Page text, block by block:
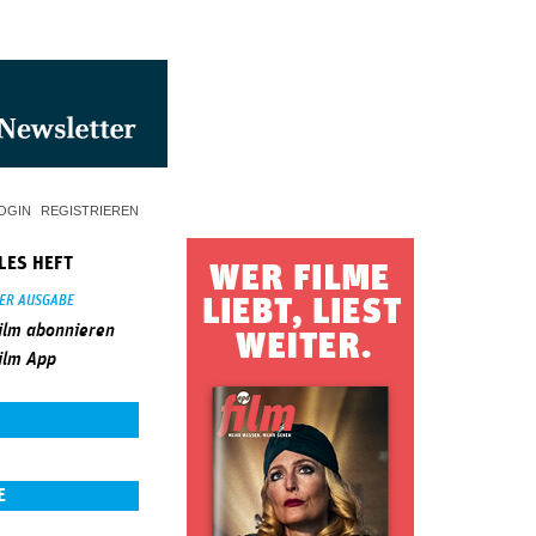
REGISTRIEREN
HEFT
AUSGABE
abonnieren
App